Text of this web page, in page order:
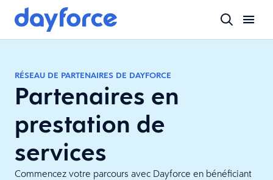
RÉSEAU DE PARTENAIRES DE DAYFORCE
Partenaires en
prestation de
services
Commencez votre parcours avec Dayforce en bénéficiant